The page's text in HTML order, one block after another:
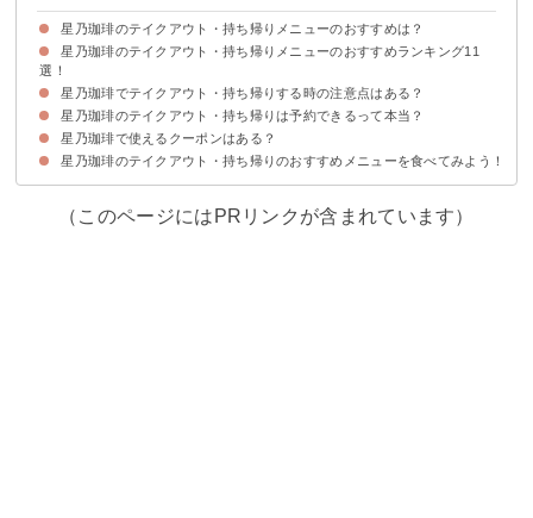
星乃珈琲のテイクアウト・持ち帰りメニューのおすすめは？
星乃珈琲のテイクアウト・持ち帰りメニューのおすすめランキング11
選！
11位：ロイヤルミルクティー（500円）
10位：プレミアム苺ショートケーキ（600円）
9位：厚切りカツサンド（750円）
8位：季節のフルーツサンド（630円）
7位：ハムと野菜と玉子のサンド（580円）
6位：ダックワーズ（150円）
5位：ブレンドティー（420円）
4位：デラックスモンブラン（600円）
3位：星乃ホットドッグ（380円）
2位：星乃ブレンド（420円）
1位：スフレパンケーキ ダブル（720円）
星乃珈琲でテイクアウト・持ち帰りする時の注意点はある？
①星乃珈琲ではテイクアウトできる店舗が限られている
②テイクアウトメニューは店舗によって異なる
③モーニング・ランチメニューはテイクアウトできない
星乃珈琲のテイクアウト・持ち帰りは予約できるって本当？
星乃珈琲のテイクアウトは予約可能
星乃珈琲で使えるクーポンはある？
星乃珈琲のテイクアウト・持ち帰りのおすすめメニューを食べてみよう！
（このページにはPRリンクが含まれています）